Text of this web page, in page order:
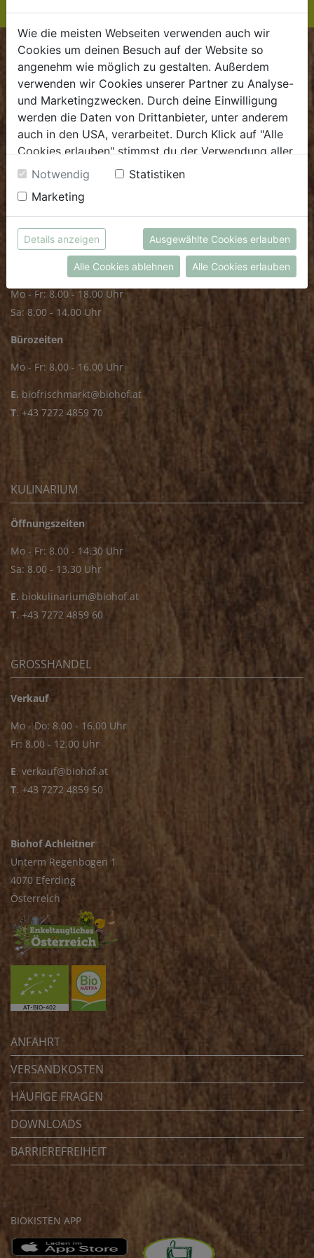
BIOKISTE
Kundenservice
Mo - Do: 8.00 - 16.00 Uhr
Fr: 8.00 - 15.00 Uhr
.+43 7272 2597
FRISCHMARKT
Öffnungszeiten
Mo - Fr: 8.00 - 18.00 Uhr
Sa: 8.00 - 14.00 Uhr
Bürozeiten
Mo - Fr: 8.00 - 16.00 Uhr
E. biofrischmarkt@biohof.at
T. +43 7272 4859 70
KULINARIUM
Öffnungszeiten
Mo - Fr: 8.00 - 14.30 Uhr
Sa: 8.00 - 13.30 Uhr
E. biokulinarium@biohof.at
T. +43 7272 4859 60
GROSSHANDEL
Verkauf
Mo - Do: 8.00 - 16.00 Uhr
Fr: 8.00 - 12.00 Uhr
E. verkauf@biohof.at
T. +43 7272 4859 50
Biohof Achleitner
Unterm Regenbogen 1
4070 Eferding
Österreich
ANFAHRT
VERSANDKOSTEN
HÄUFIGE FRAGEN
DOWNLOADS
BARRIEREFREIHEIT
BIOKISTEN APP
Wie die meisten Webseiten verwenden auch wir
Cookies um deinen Besuch auf der Website so
angenehm wie möglich zu gestalten. Außerdem
verwenden wir Cookies unserer Partner zu Analyse-
und Marketingzwecken. Durch deine Einwilligung
werden die Daten von Drittanbieter, unter anderem
auch in den USA, verarbeitet. Durch Klick auf "Alle
Cookies erlauben" stimmst du der Verwendung aller
Cookies zu. Unter "Details anzeigen" findest du alle
Infos zu den unterschiedlichen Cookies, du kannst
auch entscheiden, welche Cookies du erlauben
möchtest.
Weitere Informationen findest du in unserer
Datenschutzerklärungbzw. imImpressum
Notwendig
Statistiken
Marketing
Details anzeigen Ausgewählte Cookies erlauben
Alle Cookies ablehnen Alle Cookies erlauben